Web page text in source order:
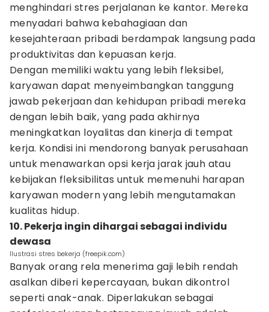
menghindari stres perjalanan ke kantor. Mereka
menyadari bahwa kebahagiaan dan
kesejahteraan pribadi berdampak langsung pada
produktivitas dan kepuasan kerja.
Dengan memiliki waktu yang lebih fleksibel,
karyawan dapat menyeimbangkan tanggung
jawab pekerjaan dan kehidupan pribadi mereka
dengan lebih baik, yang pada akhirnya
meningkatkan loyalitas dan kinerja di tempat
kerja. Kondisi ini mendorong banyak perusahaan
untuk menawarkan opsi kerja jarak jauh atau
kebijakan fleksibilitas untuk memenuhi harapan
karyawan modern yang lebih mengutamakan
kualitas hidup.
10. Pekerja ingin dihargai sebagai individu
dewasa
Ilustrasi stres bekerja (freepik.com)
Banyak orang rela menerima gaji lebih rendah
asalkan diberi kepercayaan, bukan dikontrol
seperti anak-anak. Diperlakukan sebagai